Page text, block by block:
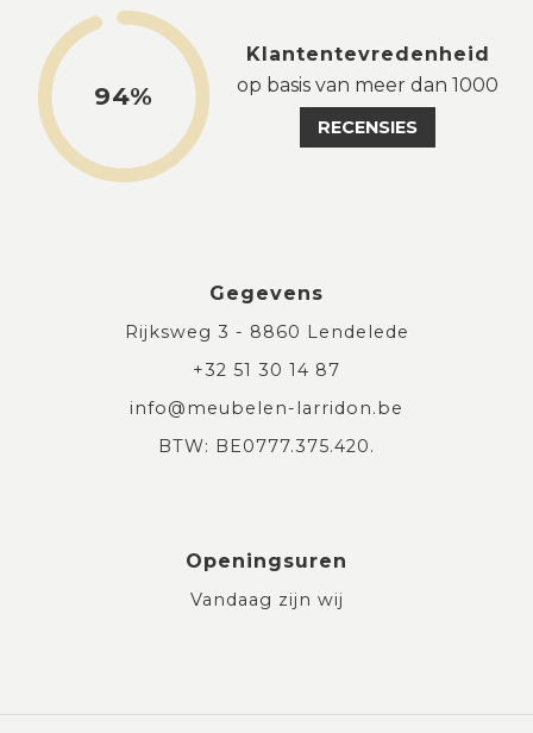
94%
Klantentevredenheid
op basis van meer dan 1000
RECENSIES
Gegevens
Rijksweg 3 - 8860 Lendelede
+32 51 30 14 87
info@meubelen-larridon.be
BTW: BE0777.375.420.
Openingsuren
Vandaag zijn wij